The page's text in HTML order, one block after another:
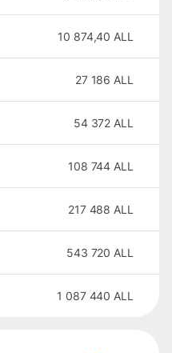
10 874,40 ALL
27 186 ALL
54 372 ALL
108 744 ALL
217 488 ALL
543 720 ALL
1 087 440 ALL